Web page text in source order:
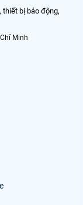
bị báo động,
Minh